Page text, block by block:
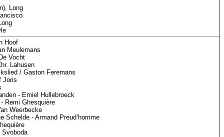
Long
Hoof
Meulemans
Vocht
Lahusen
/ Gaston Feremans
Joris
- Emiel Hullebroeck
Remi Ghesquière
Weerbecke
Schelde - Armand Preud’homme
Svoboda